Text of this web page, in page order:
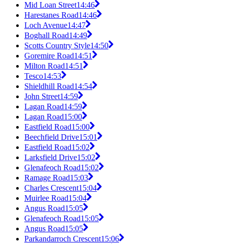
Mid Loan Street14:46
Harestanes Road14:46
Loch Avenue14:47
Boghall Road14:49
Scotts Country Style14:50
Goremire Road14:51
Milton Road14:51
Tesco14:53
Shieldhill Road14:54
John Street14:59
Lagan Road14:59
Lagan Road15:00
Eastfield Road15:00
Beechfield Drive15:01
Eastfield Road15:02
Larksfield Drive15:02
Glenafeoch Road15:02
Ramage Road15:03
Charles Crescent15:04
Muirlee Road15:04
Angus Road15:05
Glenafeoch Road15:05
Angus Road15:05
Parkandarroch Crescent15:06